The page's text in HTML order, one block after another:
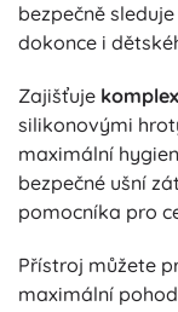
bezpečně
dokonce i
Zajišťuje
silikonovými
maximální
bezpečné ušní
pomocníka pro
Přístroj můžete
maximální